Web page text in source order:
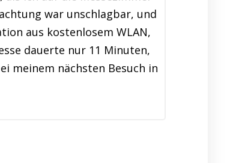
war unschlagbar, und
aus kostenlosem WLAN,
dauerte nur 11 Minuten,
meinem nächsten Besuch in